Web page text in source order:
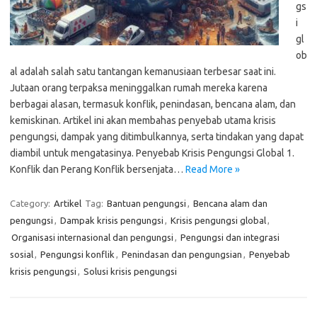
gs
i
gl
ob
al adalah salah satu tantangan kemanusiaan terbesar saat ini.
Jutaan orang terpaksa meninggalkan rumah mereka karena
berbagai alasan, termasuk konflik, penindasan, bencana alam, dan
kemiskinan. Artikel ini akan membahas penyebab utama krisis
pengungsi, dampak yang ditimbulkannya, serta tindakan yang dapat
diambil untuk mengatasinya. Penyebab Krisis Pengungsi Global 1.
Konflik dan Perang Konflik bersenjata… Read More »
Category: Artikel Tag: Bantuan pengungsi , Bencana alam dan
pengungsi , Dampak krisis pengungsi , Krisis pengungsi global,
Organisasi internasional dan pengungsi , Pengungsi dan integrasi
sosial, Pengungsi konflik , Penindasan dan pengungsian , Penyebab
krisis pengungsi , Solusi krisis pengungsi